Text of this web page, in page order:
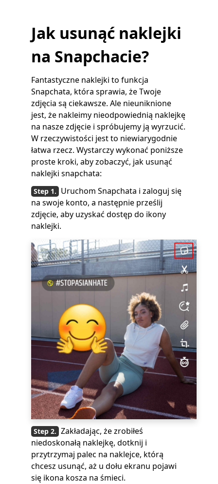
Jak usunąć naklejki
na Snapchacie?
Fantastyczne naklejki to funkcja
Snapchata, która sprawia, że ​​Twoje
zdjęcia są ciekawsze. Ale nieuniknione
jest, że nakleimy nieodpowiednią naklejkę
na nasze zdjęcie i spróbujemy ją wyrzucić.
W rzeczywistości jest to niewiarygodnie
łatwa rzecz. Wystarczy wykonać poniższe
proste kroki, aby zobaczyć, jak usunąć
naklejki snapchata:
Uruchom Snapchata i zaloguj się
na swoje konto, a następnie prześlij
zdjęcie, aby uzyskać dostęp do ikony
naklejki.
Zakładając, że zrobiłeś
niedoskonałą naklejkę, dotknij i
przytrzymaj palec na naklejce, którą
chcesz usunąć, aż u dołu ekranu pojawi
się ikona kosza na śmieci.